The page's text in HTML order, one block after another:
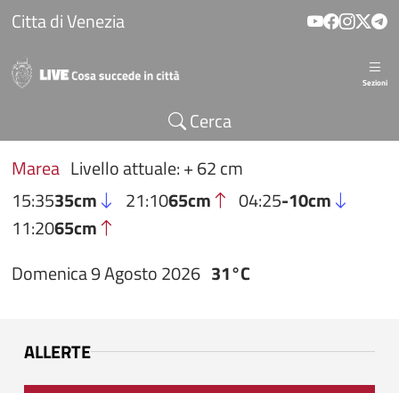
Salta al contenuto principale
Citta di Venezia
Sezioni
Cerca
Marea Livello attuale: + 62 cm
15:3535cm 21:1065cm 04:25-10cm
11:2065cm
Domenica 9 Agosto 2026 31°C
ALLERTE